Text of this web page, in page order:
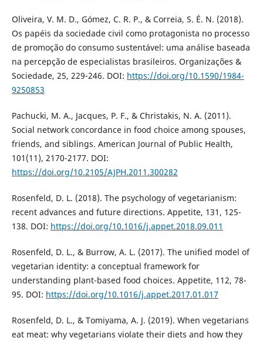
Oliveira, V. M. D., Gómez, C. R. P., & Correia, S. É. N. (2018).
Os papéis da sociedade civil como protagonista no processo
de promoção do consumo sustentável: uma análise baseada
na percepção de especialistas brasileiros. Organizações &
Sociedade, 25, 229-246. DOI: https://doi.org/10.1590/1984-
9250853
Pachucki, M. A., Jacques, P. F., & Christakis, N. A. (2011).
Social network concordance in food choice among spouses,
friends, and siblings. American Journal of Public Health,
101(11), 2170-2177. DOI:
https://doi.org/10.2105/AJPH.2011.300282
Rosenfeld, D. L. (2018). The psychology of vegetarianism:
recent advances and future directions. Appetite, 131, 125-
138. DOI: https://doi.org/10.1016/j.appet.2018.09.011
Rosenfeld, D. L., & Burrow, A. L. (2017). The unified model of
vegetarian identity: a conceptual framework for
understanding plant-based food choices. Appetite, 112, 78-
95. DOI: https://doi.org/10.1016/j.appet.2017.01.017
Rosenfeld, D. L., & Tomiyama, A. J. (2019). When vegetarians
eat meat: why vegetarians violate their diets and how they